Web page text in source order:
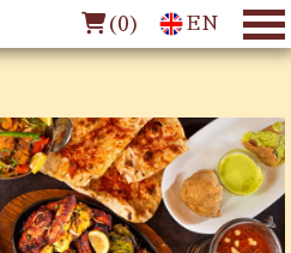
(0) EN